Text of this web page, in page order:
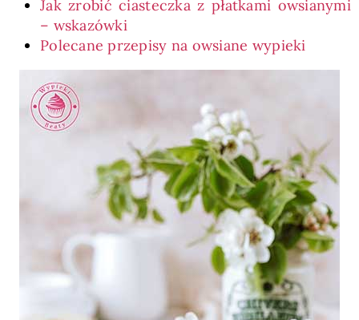
Jak zrobić ciasteczka z płatkami owsianymi
– wskazówki
Polecane przepisy na owsiane wypieki